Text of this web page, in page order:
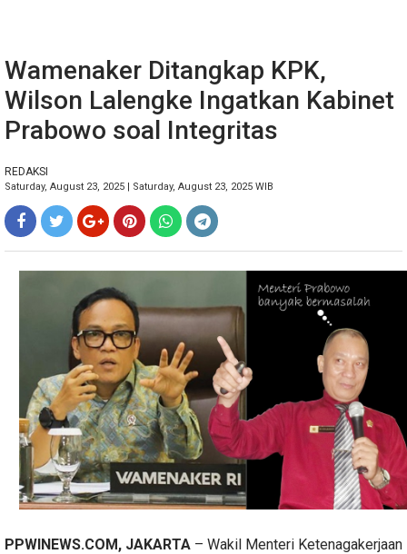
Wamenaker Ditangkap KPK,
Wilson Lalengke Ingatkan Kabinet
Prabowo soal Integritas
REDAKSI
Saturday, August 23, 2025 | Saturday, August 23, 2025 WIB
PPWINEWS.COM, JAKARTA – Wakil Menteri Ketenagakerjaan